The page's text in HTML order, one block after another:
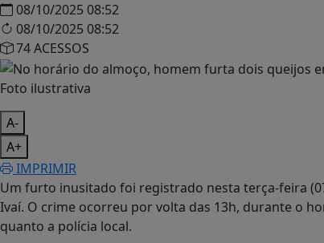
08/10/2025 08:52
08/10/2025 08:52
74 ACESSOS
Foto ilustrativa
A-
A+
IMPRIMIR
Um furto inusitado foi registrado nesta terça-feira
Ivaí. O crime ocorreu por volta das 13h, durante o
quanto a polícia local.